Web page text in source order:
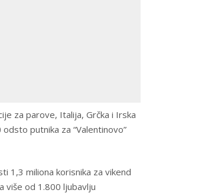
za parove, Italija, Grčka i Irska
putnika za “Valentinovo”
1,3 miliona korisnika za vikend
više od 1.800 ljubavlju